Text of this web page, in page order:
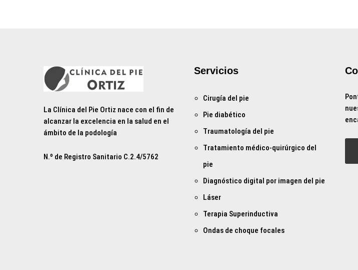
La Clínica del Pie Ortiz nace con el fin de
alcanzar la excelencia en la salud en el
ámbito de la podología
N.º de Registro Sanitario C.2.4/5762
Servicios
Cirugía del pie
Pie diabético
Traumatología del pie
Tratamiento médico-quirúrgico del
pie
Diagnóstico digital por imagen del pie
Láser
Terapia Superinductiva
Ondas de choque focales